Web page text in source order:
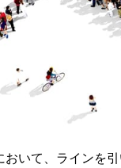
おいて、ラインを